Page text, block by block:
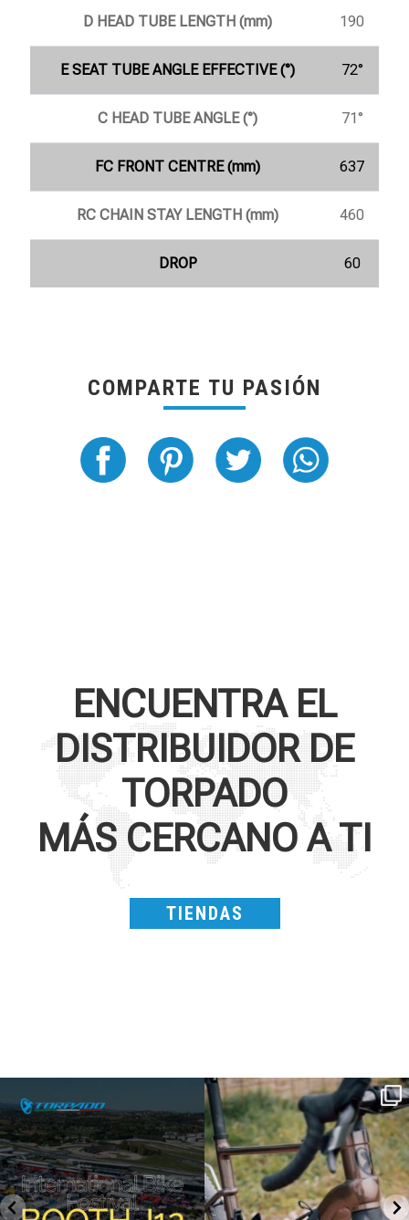
D HEAD TUBE LENGTH (mm) 190
E SEAT TUBE ANGLE EFFECTIVE (°) 72°
C HEAD TUBE ANGLE (°) 71°
FC FRONT CENTRE (mm) 637
RC CHAIN STAY LENGTH (mm) 460
DROP 60
COMPARTE TU PASIÓN
ENCUENTRA EL
DISTRIBUIDOR DE
TORPADO
MÁS CERCANO A TI
TIENDAS
IBF sta per...
17 1
Kepler R è la gravel pensata per affrontare
lunghe...
26 0